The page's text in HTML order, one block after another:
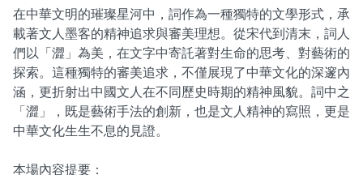
在中華文明的璀璨星河中，詞作為一種獨特的文學形式，承
載著文人墨客的精神追求與審美理想。從宋代到清末，詞人
們以「澀」為美，在文字中寄託著對生命的思考、對藝術的
探索。這種獨特的審美追求，不僅展現了中華文化的深邃內
涵，更折射出中國文人在不同歷史時期的精神風貌。詞中之
「澀」，既是藝術手法的創新，也是文人精神的寫照，更是
中華文化生生不息的見證。
本場內容提要：